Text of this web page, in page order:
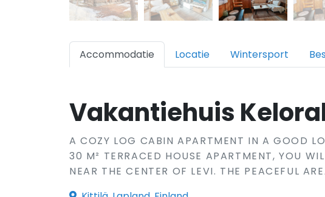
Accommodatie Locatie Wintersport
Vakantiehuis
A COZY LOG CABIN APARTMENT IN A GOOD
30 M² TERRACED HOUSE APARTMENT, YOU
NEAR THE CENTER OF LEVI. THE PEACEFUL